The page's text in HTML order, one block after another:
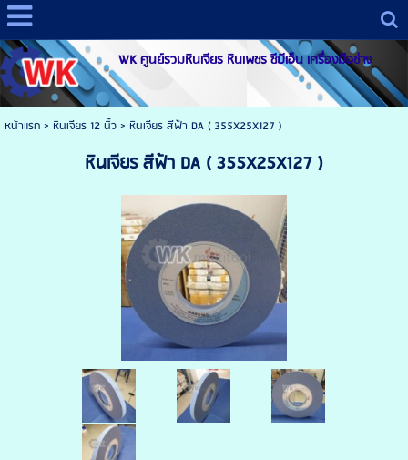
WK ศูนย์รวมหินเจียร หินเพชร ซีบีเอ็น เครื่องมือช่าง
หน้าแรก> หินเจียร 12 นิ้ว > หินเจียร สีฟ้า DA ( 355X25X127 )
หินเจียร สีฟ้า DA ( 355X25X127 )